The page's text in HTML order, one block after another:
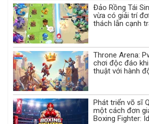
Đảo Rồng Tái
vừa có giải trí
thách lẫn cạnh
Throne Arena:
chơi độc đáo
thuật với hành
Phát triển võ sĩ
một cách đơn
Boxing Fighter: